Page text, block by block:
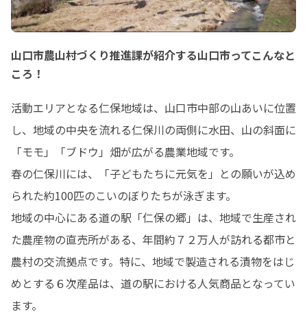
山口市農山村づくり推進課が紹介する山口市ってこんなと
ころ！
活動エリアとなる仁保地域は、山口市中部の山あいに位置
し、地域の中央を流れる仁保川の両側に水田、山の斜面に
「モモ」「ブドウ」畑が広がる農業地域です。
春の仁保川には、「子どもたちに元気を」との願いが込め
られた約100匹のこいのぼりたちが泳ぎます。
地域の中心にある道の駅「仁保の郷」は、地域で生産され
た農産物の直売所がある、年間約７２万人が訪れる都市と
農村の交流拠点です。特に、地域で製造される漬物をはじ
めとする６次産品は、道の駅における人気商品となってい
ます。